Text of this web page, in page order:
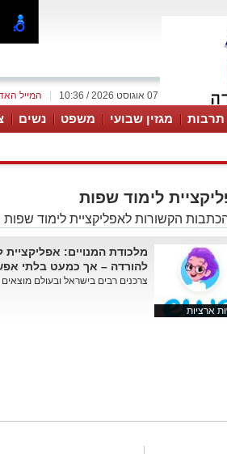
המייל 07 אוגוסט 2026 / 10:36
תרבות מגזין שבועי משפט נשים
לימוד שפות
הקשורות לאפליקציית לימוד
ארציות
להורדה – אך כמעט בלתי
צרכנים רבים בישראל ובעולם